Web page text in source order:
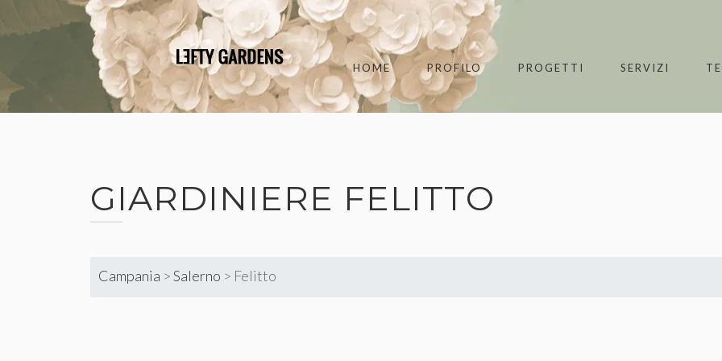
to
HOME
PROFILO PROGETTI SERVIZI
GIARDINIERE FELITTO
Campania >Salerno > Felitto